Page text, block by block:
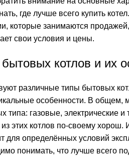
где лучше всего купить
которые занимаются
свои условия и цены.
котлов и их
различные типы бытовых
особенности. В общем,
типа: газовые, электрические
этих котлов по-своему хорош.
для определённых условий
понимать, что лучше всего